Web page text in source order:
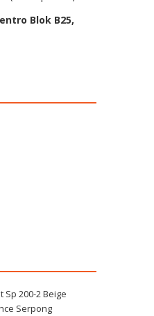
Blok B25,
Sp 200-2 Beige
Serpong